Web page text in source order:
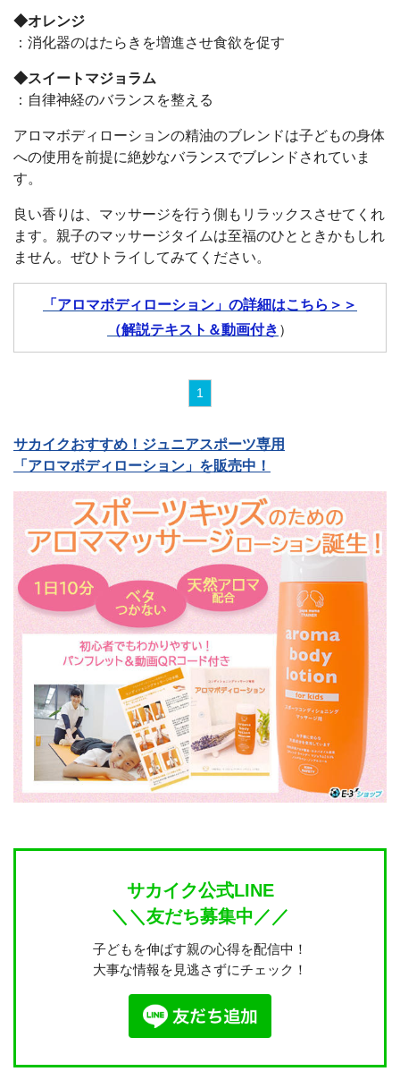
◆オレンジ
：消化器のはたらきを増進させ食欲を促す
◆スイートマジョラム
：自律神経のバランスを整える
アロマボディローションの精油のブレンドは子どもの身体
への使用を前提に絶妙なバランスでブレンドされていま
す。
良い香りは、マッサージを行う側もリラックスさせてくれ
ます。親子のマッサージタイムは至福のひとときかもしれ
ません。ぜひトライしてみてください。
「アロマボディローション」の詳細はこちら＞＞
（解説テキスト＆動画付き ）
1
サカイクおすすめ！ジュニアスポーツ専用
「アロマボディローション」を販売中！
サカイク公式LINE
＼＼友だち募集中／／
子どもを伸ばす親の心得を配信中！
大事な情報を見逃さずにチェック！